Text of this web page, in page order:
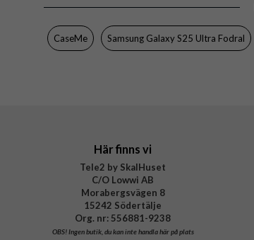
Egenskaper
Färg
Material
CaseMe Samsung Galaxy S25 Ultra Fodral
Här finns vi
Tele2 by SkalHuset
C/O Lowwi AB
Morabergsvägen 8
15242 Södertälje
Org. nr: 556881-9238
OBS!Ingen butik, du kan inte handla här på plats